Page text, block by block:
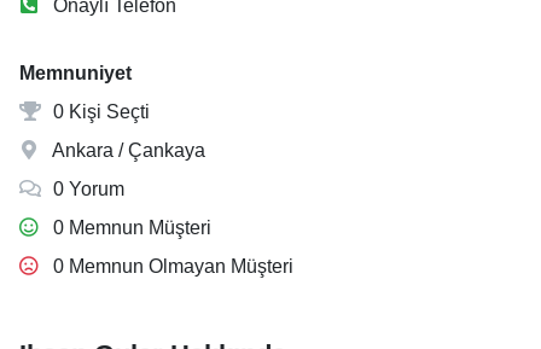
Onaylı Telefon
Memnuniyet
0 Kişi Seçti
Ankara / Çankaya
0 Yorum
0 Memnun Müşteri
0 Memnun Olmayan Müşteri